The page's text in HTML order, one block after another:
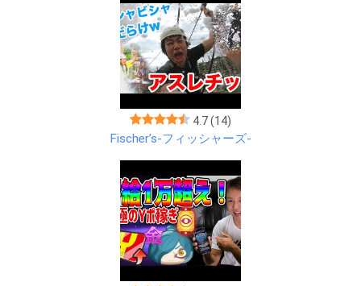
4.7(14)
Fischer’s-フィッシャーズ-